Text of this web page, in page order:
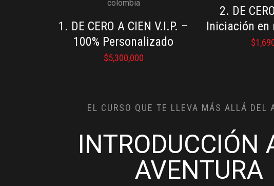
1. DE CERO A CIEN V.I.P. –
100% Personalizado
$5,300,000
2. DE
Iniciación
$
NUESTROS
Esto es lo que continua
EL CURSO QUE TE LLEVA MÁS ALLÁ DEL
INTRODUCCIÓN
AVENTURA